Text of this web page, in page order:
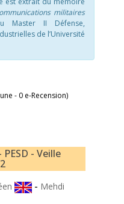
militaires
II Défense,
de l’Université
- 0 e-Recension)
PESD - Veille
- Mehdi